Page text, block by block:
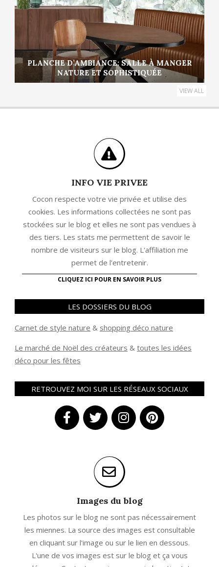
PLANCHE D’AMBIANCE: SALLE À MANGER
NATURE ET SOPHISTIQUÉE
VIEW ALL
INFO VIE PRIVEE
Cocon respecte votre vie privée et utilise des
cookies. Les informations collectées ne sont pas
stockées sur le blog et elles ne sont pas vendues à
des tiers. Les stats me permettent de savoir le
nombre de visiteurs sur le blog. L'affiliation me
permet de l'entretenir.
CLIQUEZ ICI POUR EN SAVOIR PLUS
LES DOSSIERS DU BLOG
Carnet de style nature & shopping déco nature
Le marché de Noël des créateurs & toutes les idées
déco pour les fêtes
RETROUVEZ MOI SUR LES RÉSEAUX SOCIAUX
Images du blog
Les photos sur le blog ne sont pas nécessairement
les miennes. La source des images est consultable
en cliquant sur l'image ou sur le lien en dessous.
L'une de vos images est sur le blog et ça vous